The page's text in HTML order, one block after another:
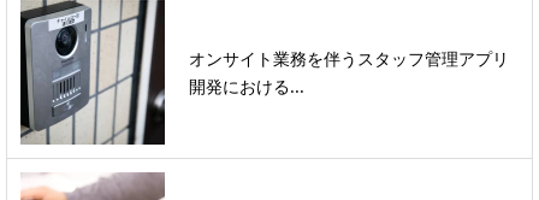
オンサイト業務を伴うスタッフ管理アプリ
開発における...